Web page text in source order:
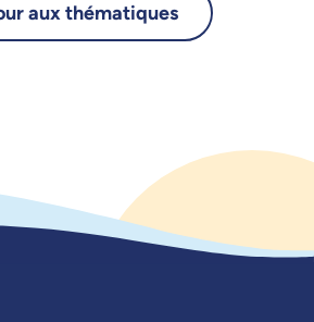
aux thématiques